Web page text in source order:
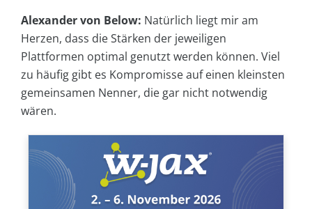
Alexander von Below: Natürlich liegt mir am
Herzen, dass die Stärken der jeweiligen
Plattformen optimal genutzt werden können. Viel
zu häufig gibt es Kompromisse auf einen kleinsten
gemeinsamen Nenner, die gar nicht notwendig
wären.